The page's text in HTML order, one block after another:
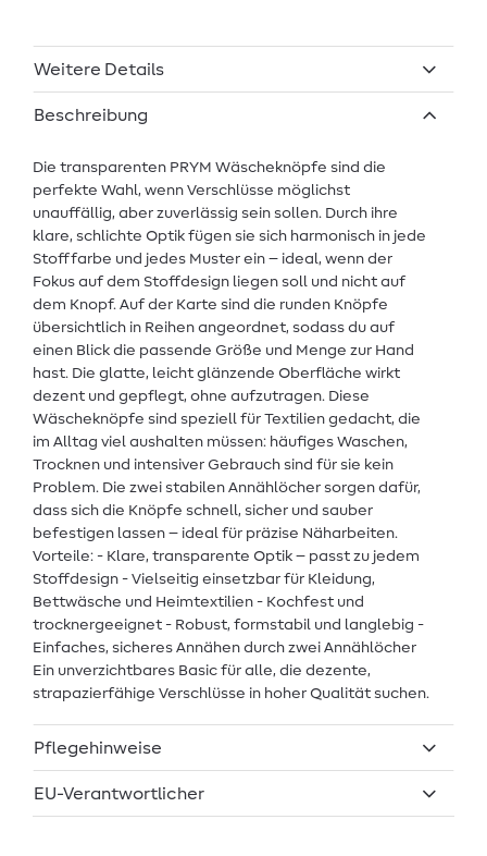
Weitere Details
Beschreibung
Die transparenten PRYM Wäscheknöpfe sind die
perfekte Wahl, wenn Verschlüsse möglichst
unauffällig, aber zuverlässig sein sollen. Durch ihre
klare, schlichte Optik fügen sie sich harmonisch in jede
Stofffarbe und jedes Muster ein – ideal, wenn der
Fokus auf dem Stoffdesign liegen soll und nicht auf
dem Knopf. Auf der Karte sind die runden Knöpfe
übersichtlich in Reihen angeordnet, sodass du auf
einen Blick die passende Größe und Menge zur Hand
hast. Die glatte, leicht glänzende Oberfläche wirkt
dezent und gepflegt, ohne aufzutragen. Diese
Wäscheknöpfe sind speziell für Textilien gedacht, die
im Alltag viel aushalten müssen: häufiges Waschen,
Trocknen und intensiver Gebrauch sind für sie kein
Problem. Die zwei stabilen Annählöcher sorgen dafür,
dass sich die Knöpfe schnell, sicher und sauber
befestigen lassen – ideal für präzise Näharbeiten.
Vorteile: - Klare, transparente Optik – passt zu jedem
Stoffdesign - Vielseitig einsetzbar für Kleidung,
Bettwäsche und Heimtextilien - Kochfest und
trocknergeeignet - Robust, formstabil und langlebig -
Einfaches, sicheres Annähen durch zwei Annählöcher
Ein unverzichtbares Basic für alle, die dezente,
strapazierfähige Verschlüsse in hoher Qualität suchen.
Pflegehinweise
EU-Verantwortlicher